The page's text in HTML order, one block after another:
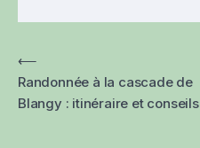
⟵
Randonnée à la cascade de
Blangy : itinéraire et conseils